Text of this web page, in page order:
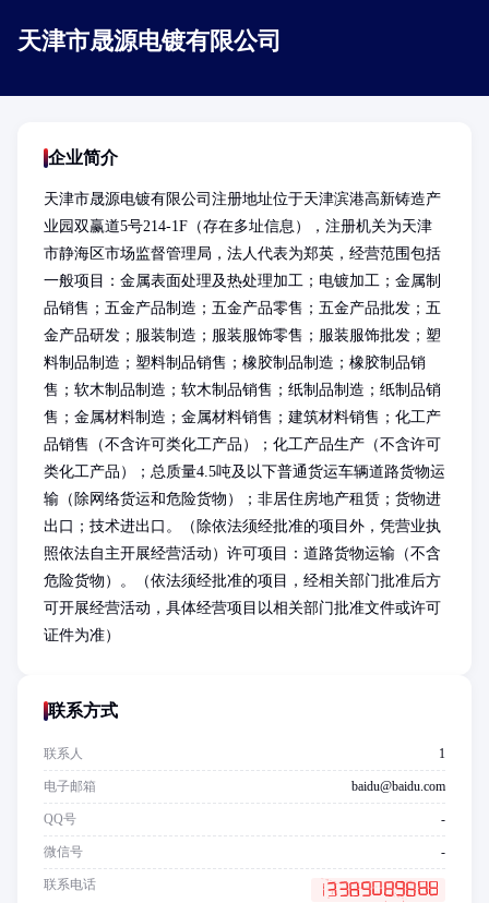
天津市晟源电镀有限公司
企业简介
天津市晟源电镀有限公司注册地址位于天津滨港高新铸造产
业园双赢道5号214-1F（存在多址信息），注册机关为天津
市静海区市场监督管理局，法人代表为郑英，经营范围包括
一般项目：金属表面处理及热处理加工；电镀加工；金属制
品销售；五金产品制造；五金产品零售；五金产品批发；五
金产品研发；服装制造；服装服饰零售；服装服饰批发；塑
料制品制造；塑料制品销售；橡胶制品制造；橡胶制品销
售；软木制品制造；软木制品销售；纸制品制造；纸制品销
售；金属材料制造；金属材料销售；建筑材料销售；化工产
品销售（不含许可类化工产品）；化工产品生产（不含许可
类化工产品）；总质量4.5吨及以下普通货运车辆道路货物运
输（除网络货运和危险货物）；非居住房地产租赁；货物进
出口；技术进出口。（除依法须经批准的项目外，凭营业执
照依法自主开展经营活动）许可项目：道路货物运输（不含
危险货物）。（依法须经批准的项目，经相关部门批准后方
可开展经营活动，具体经营项目以相关部门批准文件或许可
证件为准）
联系方式
联系人 1
电子邮箱 baidu@baidu.com
QQ号 -
微信号 -
联系电话